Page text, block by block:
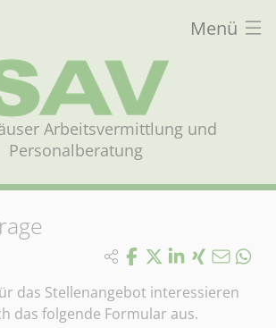
Menü
Arbeitsvermittlung und
Personalberatung
das Stellenangebot interessieren
das folgende Formular aus.